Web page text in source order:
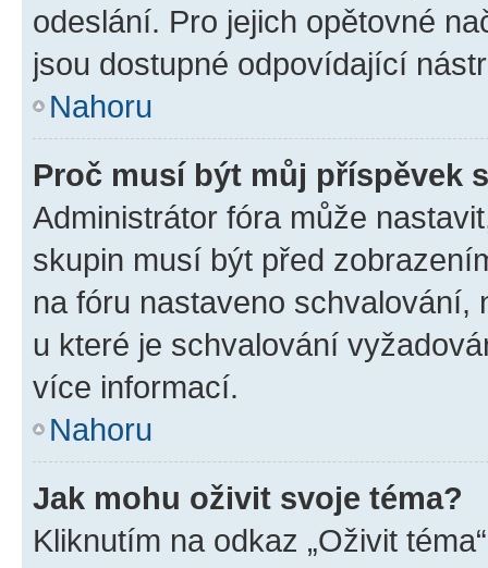
odeslání. Pro jejich opětovné
jsou dostupné odpovídající
Nahoru
Proč musí být můj příspěvek
Administrátor fóra může
skupin musí být před
na fóru nastaveno schvalování,
u které je schvalování
více informací.
Nahoru
Jak mohu oživit svoje téma?
Kliknutím na odkaz „Oživit